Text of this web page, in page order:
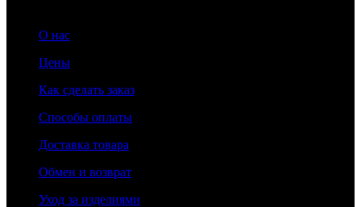
О нас
Цены
Как сделать заказ
Способы оплаты
Доставка товара
Обмен и возврат
Уход за изделиями